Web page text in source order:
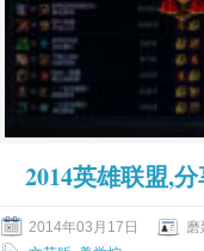
2014英雄联盟,
2014年03月17日 磨